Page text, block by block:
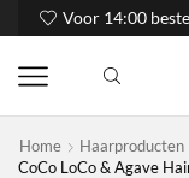
Voor 14:00
Home Haarproducten
CoCo LoCo & Agave